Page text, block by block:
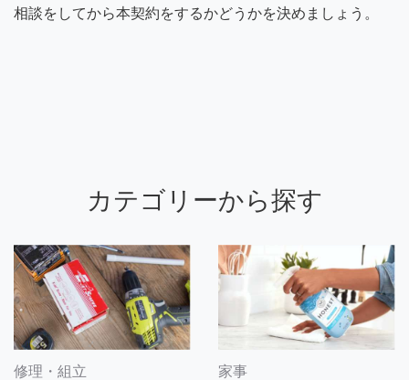
相談をしてから本契約をするかどうかを決めましょう。
カテゴリーから探す
修理・組立 家事